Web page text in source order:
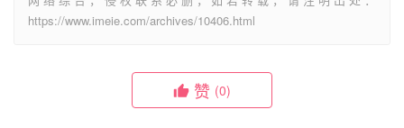
https://www.imeie.com/archives/10406.html
赞 (0)